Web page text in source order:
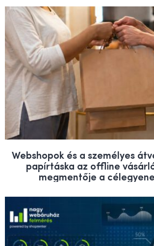
Webshopok és a személyes
papírtáska az offline
megmentője a